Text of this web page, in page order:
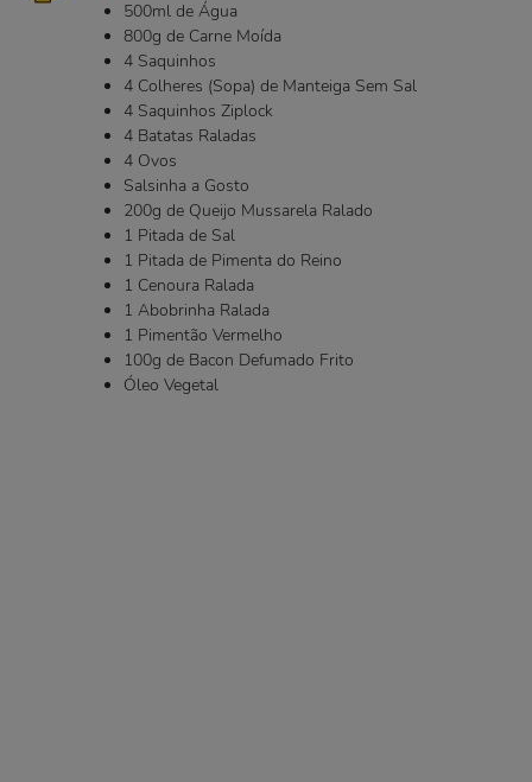
500ml de Água
800g de Carne Moída
4 Saquinhos
4 Colheres (Sopa) de Manteiga Sem Sal
4 Saquinhos Ziplock
4 Batatas Raladas
4 Ovos
Salsinha a Gosto
200g de Queijo Mussarela Ralado
1 Pitada de Sal
1 Pitada de Pimenta do Reino
1 Cenoura Ralada
1 Abobrinha Ralada
1 Pimentão Vermelho
100g de Bacon Defumado Frito
Óleo Vegetal